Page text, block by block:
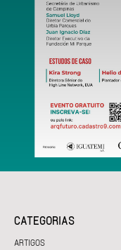
CATEGORIAS
ARTIGOS